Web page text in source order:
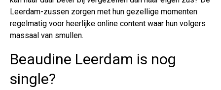
Leerdam-zussen zorgen met hun gezellige momenten
regelmatig voor heerlijke online content waar hun volgers
massaal van smullen.
Beaudine Leerdam is nog
single?